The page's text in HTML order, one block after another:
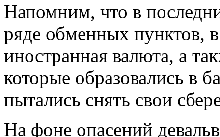
Напомним, что в
ряде обменных пунктов,
иностранная валюта, а
которые образовались в
пытались снять свои
На фоне опасений